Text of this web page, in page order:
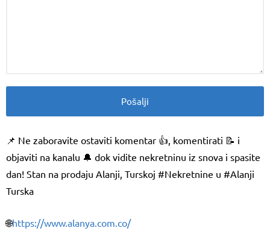
📌 Ne zaboravite ostaviti komentar 👍, komentirati 📝 i
objaviti na kanalu 🔔 dok vidite nekretninu iz snova i spasite
dan! Stan na prodaju Alanji, Turskoj #Nekretnine u #Alanji
Turska
🌐https://www.alanya.com.co/